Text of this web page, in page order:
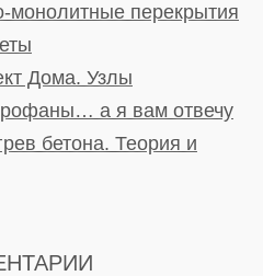
монолитные перекрытия
Дома. Узлы
а я вам отвечу
бетона. Теория и